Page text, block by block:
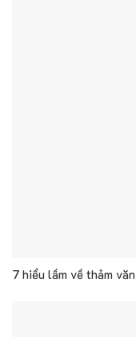
7 hiểu lầm về thảm